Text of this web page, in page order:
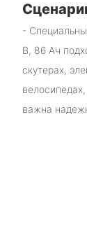
-
В, 86 Ач
скутерах,
важна